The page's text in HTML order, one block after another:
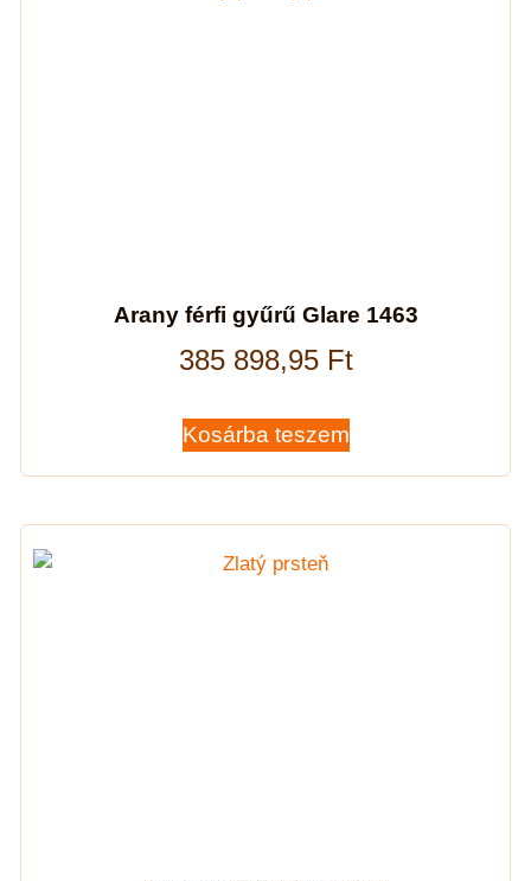
Arany férfi gyűrű Glare 1463
385 898,95 Ft
Kosárba teszem